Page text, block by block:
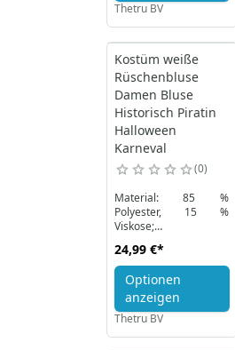
Thetru BV
Kostüm weiße
Rüschenbluse
Damen Bluse
Historisch Piratin
Halloween
Karneval
0
Material: 85 %
Polyester, 15 %
Viskose;
Grad Schonwäsche
24,99 €*
Optionen
anzeigen
Thetru BV